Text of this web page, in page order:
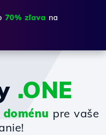
70% zľava na
.ONE
pre vaše